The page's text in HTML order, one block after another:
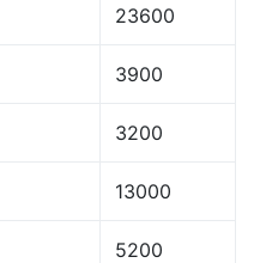
23600
3900
3200
13000
5200